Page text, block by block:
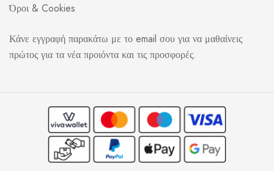
Όροι & Cookies
Κάνε εγγραφή παρακάτω με το email σου για να μαθαίνεις
πρώτος για τα νέα προιόντα και τις προσφορές.